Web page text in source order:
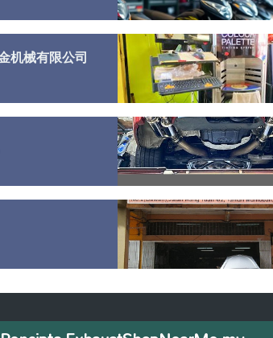
机械有限公司